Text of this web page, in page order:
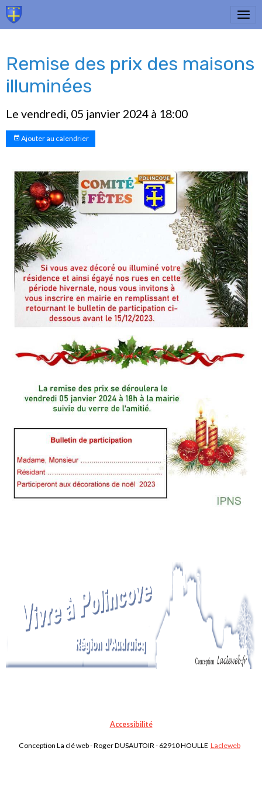
Remise des prix des maisons
illuminées
Le vendredi, 05 janvier 2024 à 18:00
Ajouter au calendrier
Accessibilité
Conception La clé web - Roger DUSAUTOIR - 62910 HOULLE Lacleweb